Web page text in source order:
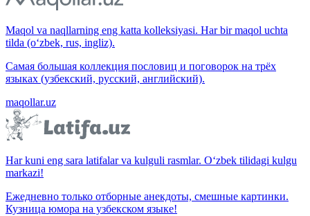
Maqol va naqllarning eng katta kolleksiyasi. Har bir maqol uchta
tilda (o‘zbek, rus, ingliz).
Самая большая коллекция пословиц и поговорок на трёх
языках (узбекский, русский, английский).
maqollar.uz
Har kuni eng sara latifalar va kulguli rasmlar. O‘zbek tilidagi kulgu
markazi!
Ежедневно только отборные анекдоты, смешные картинки.
Кузница юмора на узбекском языке!